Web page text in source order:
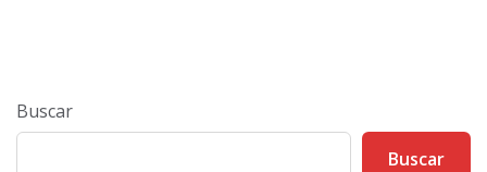
Buscar
Buscar